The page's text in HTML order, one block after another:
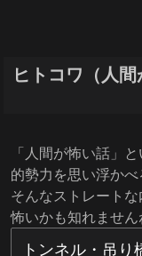
ヒトコワ（人
「人間が怖い話」
的勢力を思い浮かべ
そんなストレート
怖いかも知れません